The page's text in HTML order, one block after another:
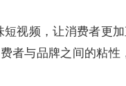
视频，让消费者更
者与品牌之间的粘性